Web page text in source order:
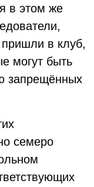
в этом же
в клуб,
могут быть
запрещённых
семеро